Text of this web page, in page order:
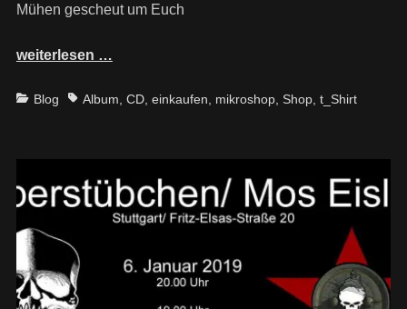
Mühen gescheut um Euch
weiterlesen …
Categories
Blog TagsAlbum CD, einkaufen mikroshop, Shop, t_Shirt